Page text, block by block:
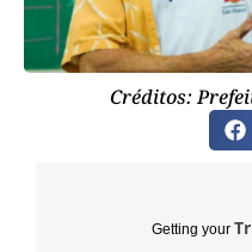
Créditos:
Getting your